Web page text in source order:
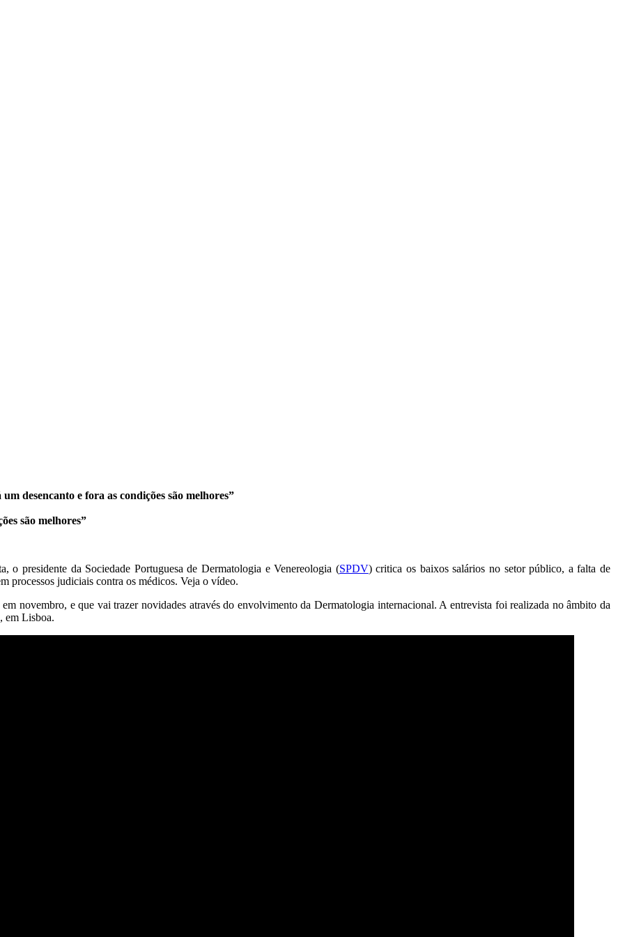
desencanto e fora as condições são melhores”
são melhores”
o presidente da Sociedade Portuguesa de Dermatologia e Venereologia (SPDV) critica os baixos salários no setor público, a falta de
processos judiciais contra os médicos. Veja o vídeo.
novembro, e que vai trazer novidades através do envolvimento da Dermatologia internacional. A entrevista foi realizada no âmbito da
em Lisboa.